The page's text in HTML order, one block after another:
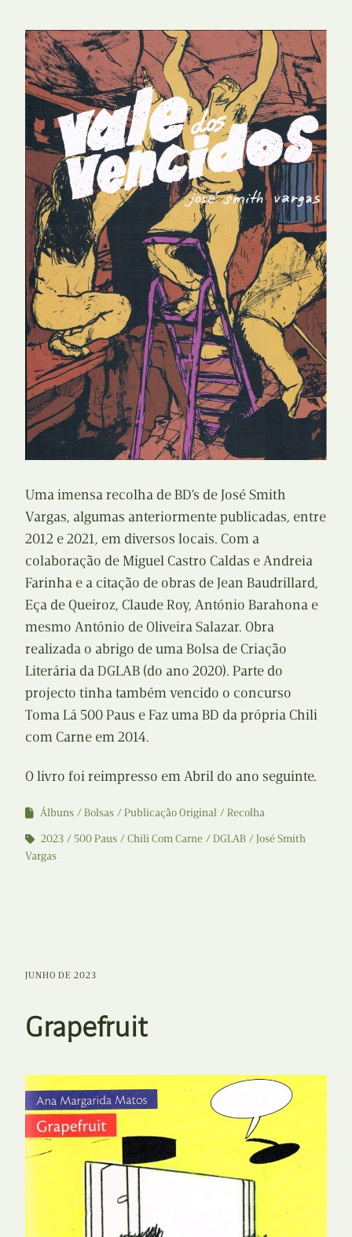
Uma imensa recolha de BD’s de José Smith
Vargas, algumas anteriormente publicadas, entre
2012 e 2021, em diversos locais. Com a
colaboração de Miguel Castro Caldas e Andreia
Farinha e a citação de obras de Jean Baudrillard,
Eça de Queiroz, Claude Roy, António Barahona e
mesmo António de Oliveira Salazar. Obra
realizada o abrigo de uma Bolsa de Criação
Literária da DGLAB (do ano 2020). Parte do
projecto tinha também vencido o concurso
Toma Lá 500 Paus e Faz uma BD da própria Chili
com Carne em 2014.
O livro foi reimpresso em Abril do ano seguinte.
Álbuns Bolsas Publicação Original
Recolha
2023
500 Paus Chili Com Carne DGLAB
José Smith
Vargas
JUNHO DE 2023
Grapefruit